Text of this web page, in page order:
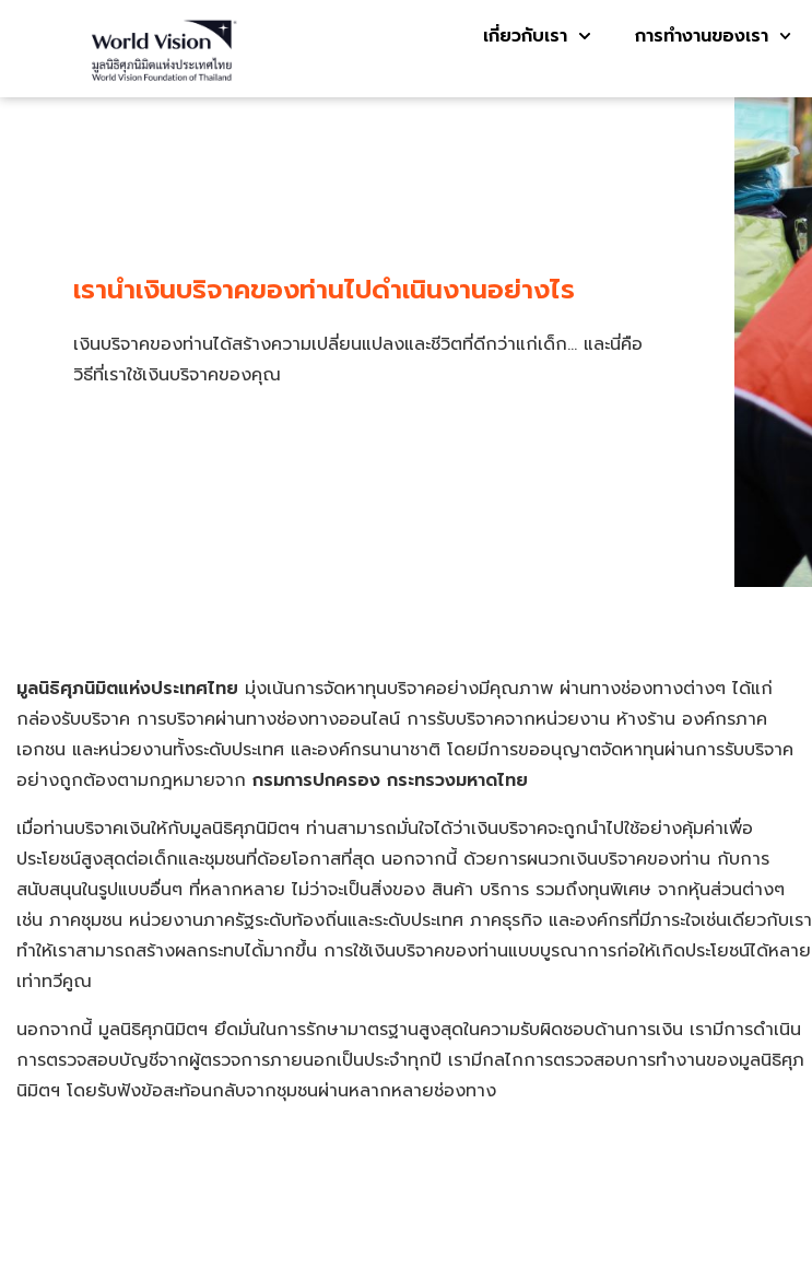
เกี่ยวกับเรา การทำงานของเรา
เรานำเงินบริจาคของท่านไปดำเนินงานอย่างไร
เงินบริจาคของท่านได้สร้างความเปลี่ยนแปลงและชีวิตที่ดีกว่าแก่เด็ก… และนี่คือ
วิธีที่เราใช้เงินบริจาคของคุณ
มูลนิธิศุภนิมิตแห่งประเทศไทย มุ่งเน้นการจัดหาทุนบริจาคอย่างมีคุณภาพ ผ่านทางช่องทางต่างๆ ได้แก่
กล่องรับบริจาค การบริจาคผ่านทางช่องทางออนไลน์ การรับบริจาคจากหน่วยงาน ห้างร้าน องค์กรภาค
เอกชน และหน่วยงานทั้งระดับประเทศ และองค์กรนานาชาติ โดยมีการขออนุญาตจัดหาทุนผ่านการรับบริจาค
อย่างถูกต้องตามกฎหมายจาก กรมการปกครอง กระทรวงมหาดไทย
เมื่อท่านบริจาคเงินให้กับมูลนิธิศุภนิมิตฯ ท่านสามารถมั่นใจได้ว่าเงินบริจาคจะถูกนำไปใช้อย่างคุ้มค่าเพื่อ
ประโยชน์สูงสุดต่อเด็กและชุมชนที่ด้อยโอกาสที่สุด นอกจากนี้ ด้วยการผนวกเงินบริจาคของท่าน กับการ
สนับสนุนในรูปแบบอื่นๆ ที่หลากหลาย ไม่ว่าจะเป็นสิ่งของ สินค้า บริการ รวมถึงทุนพิเศษ จากหุ้นส่วนต่างๆ
เช่น ภาคชุมชน หน่วยงานภาครัฐระดับท้องถิ่นและระดับประเทศ ภาคธุรกิจ และองค์กรที่มีภาระใจเช่นเดียวกับเรา
ทำให้เราสามารถสร้างผลกระทบได้้มากขึ้น การใช้เงินบริจาคของท่านแบบบูรณาการก่อให้เกิดประโยชน์ได้หลาย
เท่าทวีคูณ
นอกจากนี้ มูลนิธิศุภนิมิตฯ ยึดมั่นในการรักษามาตรฐานสูงสุดในความรับผิดชอบด้านการเงิน เรามีการดำเนิน
การตรวจสอบบัญชีจากผู้ตรวจการภายนอกเป็นประจำทุกปี เรามีกลไกการตรวจสอบการทำงานของมูลนิธิศุภ
นิมิตฯ โดยรับฟังข้อสะท้อนกลับจากชุมชนผ่านหลากหลายช่องทาง